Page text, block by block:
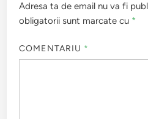
Adresa ta de email nu va fi
obligatorii sunt marcate cu *
COMENTARIU *